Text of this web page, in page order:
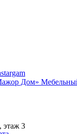
этаж 3